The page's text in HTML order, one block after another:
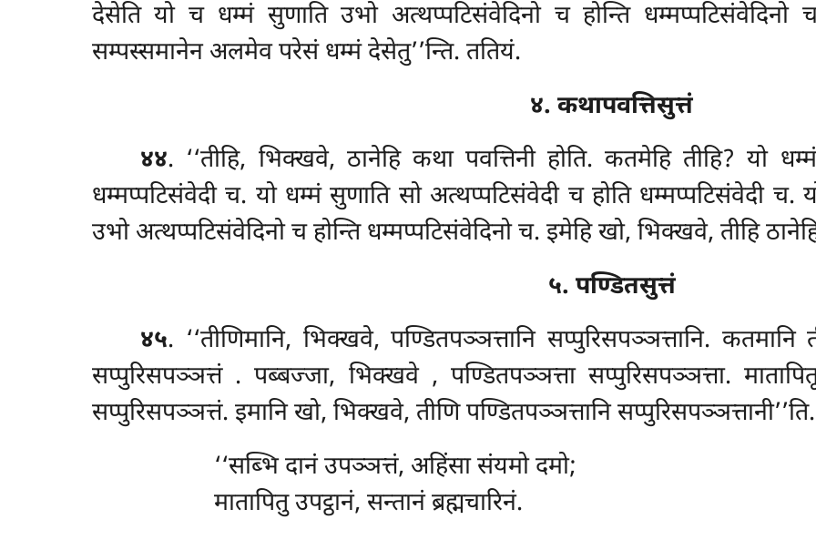
देसेति यो च धम्मं सुणाति उभो अत्थप्पटिसंवेदिनो च होन्ति
सम्पस्समानेन अलमेव परेसं धम्मं देसेतु’’न्ति. ततियं.
४. कथापवत्तिसुत्तं
४४. ‘‘तीहि, भिक्खवे, ठानेहि कथा पवत्तिनी होति. कतमेहि तीहि? यो
धम्मप्पटिसंवेदी च. यो धम्मं सुणाति सो अत्थप्पटिसंवेदी च होति धम्मप्पटिसंवेदी
उभो अत्थप्पटिसंवेदिनो च होन्ति धम्मप्पटिसंवेदिनो च. इमेहि खो, भिक्खवे, तीहि
५. पण्डितसुत्तं
४५. ‘‘तीणिमानि, भिक्खवे, पण्डितपञ्ञत्तानि सप्पुरिसपञ्ञत्तानि.
सप्पुरिसपञ्ञत्तं . पब्बज्जा, भिक्खवे , पण्डितपञ्ञत्ता सप्पुरिसपञ्ञत्ता.
सप्पुरिसपञ्ञत्तं. इमानि खो, भिक्खवे, तीणि पण्डितपञ्ञत्तानि सप्पुरिसपञ्ञत्तानी’’ति.
‘‘सब्भि दानं उपञ्ञत्तं, अहिंसा संयमो दमो;
मातापितु उपट्ठानं, सन्तानं ब्रह्मचारिनं.